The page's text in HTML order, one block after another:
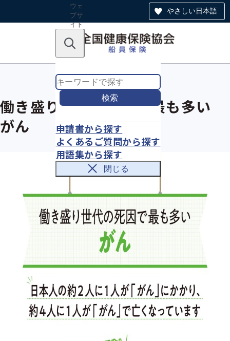
やさしい日本語
ウェ
ブサ
イト
のナ
ン
キーワードで探す
検索
申請書から探す
よくあるご質問から探す
用語集から探す
閉じる
働き盛り世代の死因で最も多い
がん